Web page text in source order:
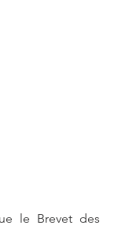
le Brevet des